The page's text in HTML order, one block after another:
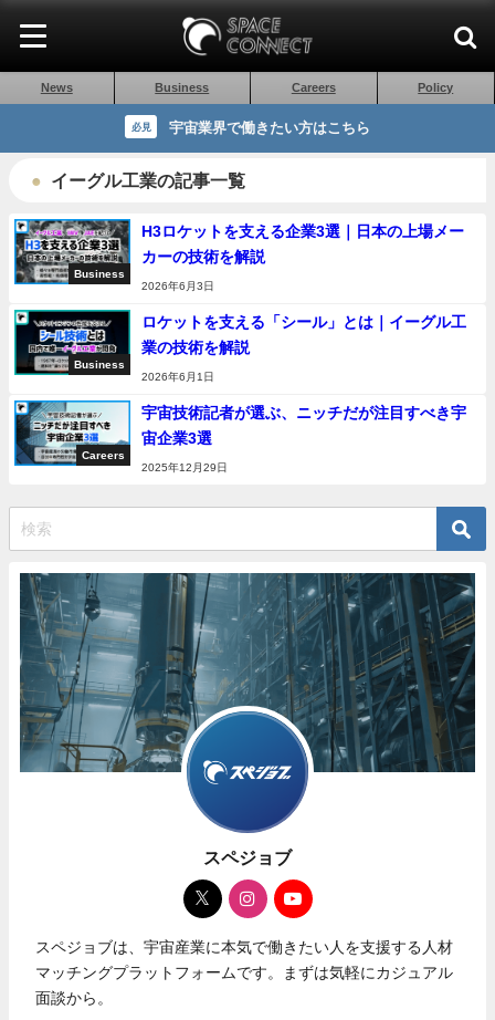
News Business Careers Policy
必見 宇宙業界で働きたい方はこちら
イーグル工業の記事一覧
Business
H3ロケットを支える企業3選｜日本の上場メー
カーの技術を解説
2026年6月3日
Business
ロケットを支える「シール」とは｜イーグル工
業の技術を解説
2026年6月1日
Careers
宇宙技術記者が選ぶ、ニッチだが注目すべき宇
宙企業3選
2025年12月29日
スペジョブ
スペジョブは、宇宙産業に本気で働きたい人を支援する人材
マッチングプラットフォームです。まずは気軽にカジュアル
面談から。